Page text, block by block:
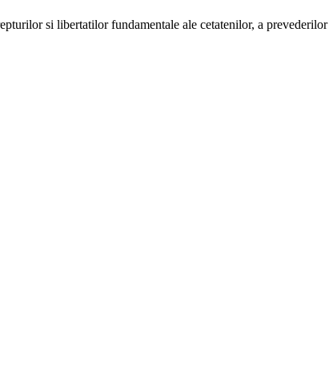
si libertatilor fundamentale ale cetatenilor, a